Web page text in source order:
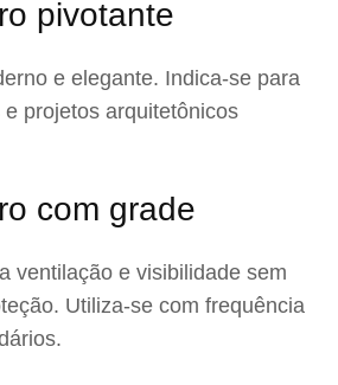
pivotante
e elegante. Indica-se para
projetos arquitetônicos
com grade
ventilação e visibilidade sem
Utiliza-se com frequência